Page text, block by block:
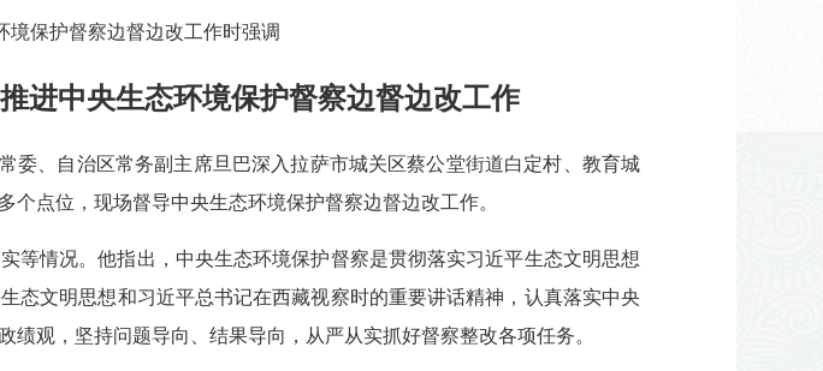
境保护督察边督边改工作时强调
进中央生态环境保护督察边督边改工作
委、自治区常务副主席旦巴深入拉萨市城关区蔡公堂街道白定村、教育城
点位，现场督导中央生态环境保护督察边督边改工作。
等情况。他指出，中央生态环境保护督察是贯彻落实习近平生态文明思想
态文明思想和习近平总书记在西藏视察时的重要讲话精神，认真落实中央
观，坚持问题导向、结果导向，从严从实抓好督察整改各项任务。